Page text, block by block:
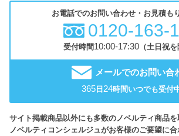
お電話でのお問い合わせ・お見積も
0120-163-
受付時間10:00-17:30（土日祝を
メールでのお問い合
365日24時間いつでも受付
サイト掲載商品以外にも多数のノベルティ商品を
ノベルティコンシェルジュがお客様のご要望に